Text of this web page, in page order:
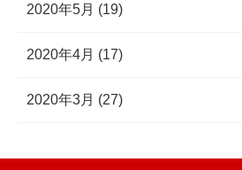
2020年5月 (19)
2020年4月 (17)
2020年3月 (27)